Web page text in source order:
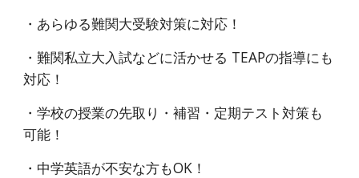
・あらゆる難関大受験対策に対応！
・難関私立大入試などに活かせる TEAPの指導にも
対応！
・学校の授業の先取り・補習・定期テスト対策も
可能 ！
・中学英語が不安な方もOK！